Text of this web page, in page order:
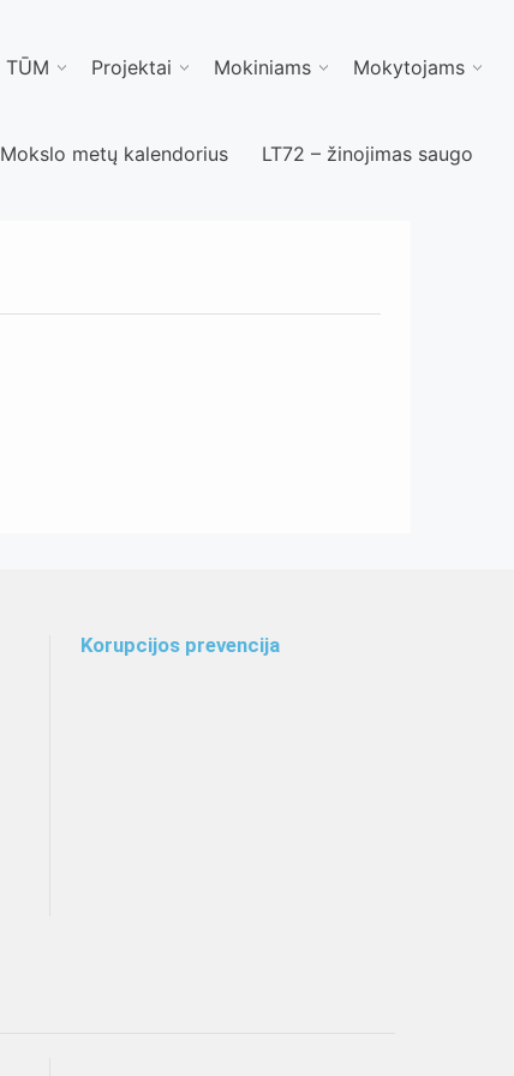
TŪM Projektai Mokiniams Mokytojams
Mokslo metų kalendorius LT72 – žinojimas saugo
Korupcijos prevencija